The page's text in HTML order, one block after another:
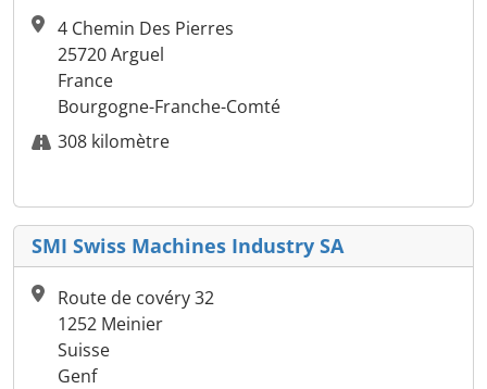
4 Chemin Des Pierres
25720 Arguel
France
Bourgogne-Franche-Comté
308 kilomètre
SMI Swiss Machines Industry SA
Route de covéry 32
1252 Meinier
Suisse
Genf